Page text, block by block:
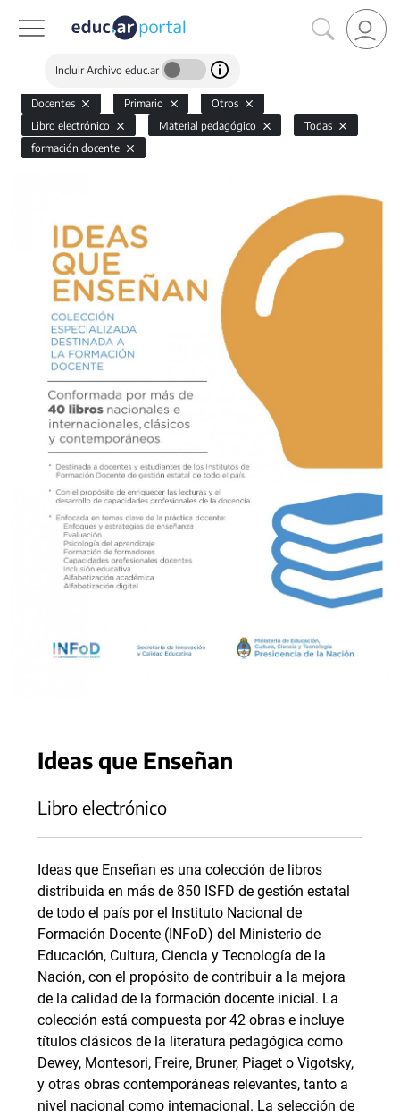
Incluir Archivo educ.ar
Docentes Primario
Otros
Libro electrónico
Material pedagógico
Todas
formación docente
Ideas que Enseñan
Libro electrónico
Ideas que Enseñan es una colección de libros
distribuida en más de 850 ISFD de gestión estatal
de todo el país por el Instituto Nacional de
Formación Docente (INFoD) del Ministerio de
Educación, Cultura, Ciencia y Tecnología de la
Nación, con el propósito de contribuir a la mejora
de la calidad de la formación docente inicial. La
colección está compuesta por 42 obras e incluye
títulos clásicos de la literatura pedagógica como
Dewey, Montesori, Freire, Bruner, Piaget o Vigotsky,
y otras obras contemporáneas relevantes, tanto a
nivel nacional como internacional. La selección de